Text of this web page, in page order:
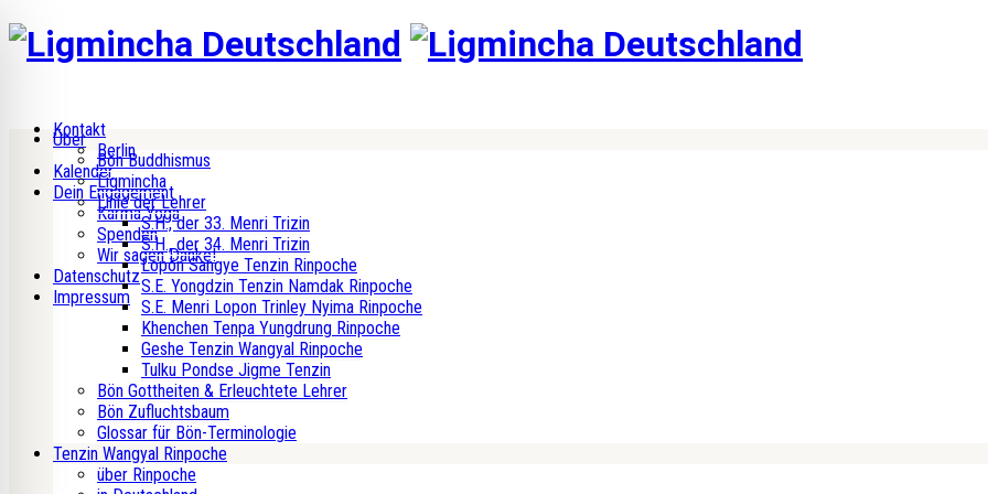
Kontakt
Berlin
Kalender
Dein Engagement
Karma Yoga
Spenden
Wir sagen Danke!
Datenschutz
Impressum
Über
Bön Buddhismus
Ligmincha
Linie der Lehrer
S.H., der 33. Menri Trizin
S.H., der 34. Menri Trizin
Lopön Sangye Tenzin Rinpoche
S.E. Yongdzin Tenzin Namdak Rinpoche
S.E. Menri Lopon Trinley Nyima Rinpoche
Khenchen Tenpa Yungdrung Rinpoche
Geshe Tenzin Wangyal Rinpoche
Tulku Pondse Jigme Tenzin
Bön Gottheiten & Erleuchtete Lehrer
Bön Zufluchtsbaum
Glossar für Bön-Terminologie
Tenzin Wangyal Rinpoche
über Rinpoche